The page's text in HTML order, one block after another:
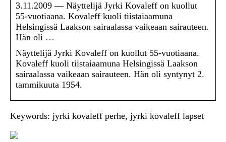
3.11.2009 — Näyttelijä Jyrki Kovaleff on kuollut
55-vuotiaana. Kovaleff kuoli tiistaiaamuna
Helsingissä Laakson sairaalassa vaikeaan sairauteen.
Hän oli …
Näyttelijä Jyrki Kovaleff on kuollut 55-vuotiaana.
Kovaleff kuoli tiistaiaamuna Helsingissä Laakson
sairaalassa vaikeaan sairauteen. Hän oli syntynyt 2.
tammikuuta 1954.
Keywords: jyrki kovaleff perhe, jyrki kovaleff lapset